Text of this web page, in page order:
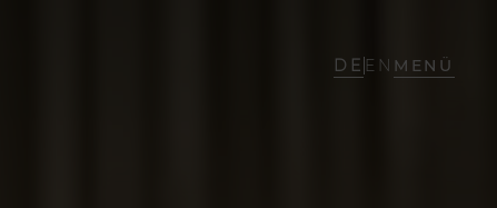
DE EN MENÜ